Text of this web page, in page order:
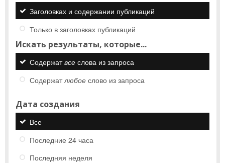
Заголовках и содержании публикаций
Только в заголовках публикаций
Искать результаты, которые...
Содержатвсе слова из запроса
Содержатлюбое слово из запроса
Дата создания
Все
Последние 24 часа
Последняя неделя